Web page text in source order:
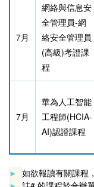
7月
網絡與信息安
全管理員-網
絡安全管理員
(高級)考證課
程
7月
華為人工智能
工程師(HCIA-
AI)認證課程
► 如欲報讀有關課程